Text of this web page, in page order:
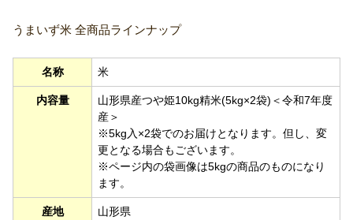
うまいず米 全商品ラインナップ
名称 米
内容量
山形県産つや姫10kg精米(5kg×2袋)＜令和7年度
産＞
※5kg入×2袋でのお届けとなります。但し、変
更となる場合もございます。
※ページ内の袋画像は5kgの商品のものになり
ます。
産地 山形県